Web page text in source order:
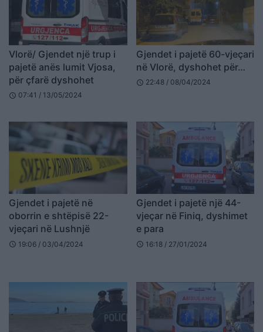
Vlorë/ Gjendet një trup i
pajetë anës lumit Vjosa,
për ҫfarë dyshohet
schedule 07:41 / 13/05/2024
Gjendet i pajetë 60-vjeçari
në Vlorë, dyshohet për…
schedule 22:48 / 08/04/2024
Gjendet i pajetë në
oborrin e shtëpisë 22-
vjeçari në Lushnjë
schedule 19:06 / 03/04/2024
Gjendet i pajetë një 44-
vjeçar në Finiq, dyshimet
e para
schedule 16:18 / 27/01/2024